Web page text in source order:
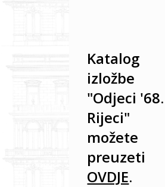
Katalog
izložbe
"Odjeci
Rijeci"
možete
preuzeti
OVDJE.